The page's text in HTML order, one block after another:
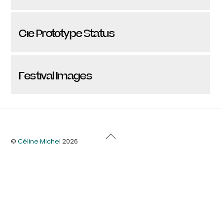
Cie Prototype Status
Festival Images
Back
©Céline Michel 2026